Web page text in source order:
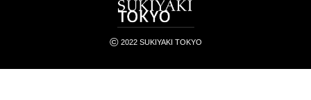
©2022 SUKIYAKI TOKYO